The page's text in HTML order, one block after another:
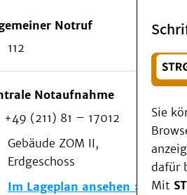
Suchen
Wählen Sie ein
Notruf
112
Notaufnahme
+49 (211) 81 – 17012
Gebäude ZOM II,
Erdgeschoss
Im Lageplan ansehen
Sie
dafür
Mit
Patienten & Besucher
Als Patient am UKD
Beratung und
Veranstaltungen
Kommunikation im
Notfall
Forschung & Lehre
Medizinische Fakultät